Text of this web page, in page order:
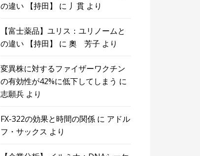
の違い 【持田】
に 丿貫 より
【富士薬品】ユリス：ユリノームと
の違い 【持田】
に奧 芳子 より
変異株に対するファイザーワクチン
の有効性が42%に低下してしまう に
志願兵 より
FX-322の効果と時間の関係 に アドル
フ・サックス より